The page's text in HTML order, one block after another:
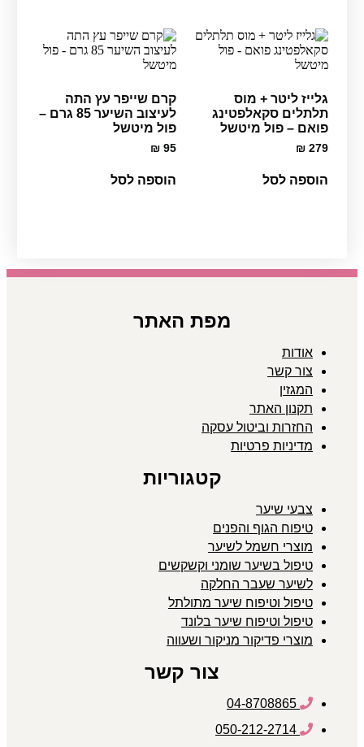
גלייז ליטר + מוס
תלתלים סקאלפטינג
פואם – פול מיטשל
₪ 279
הוספה לסל
קרם שייפר עץ התה
לעיצוב השיער 85 גרם –
פול מיטשל
₪95
הוספה לסל
מפת האתר
אודות
צור קשר
המגזין
תקנון האתר
החזרות וביטול עסקה
מדיניות פרטיות
קטגוריות
צבעי שיער
טיפוח הגוף והפנים
מוצרי חשמל לשיער
טיפול בשיער שומני וקשקשים
לשיער שעבר החלקה
טיפול וטיפוח שיער מתולתל
טיפול וטיפוח שיער בלונד
מוצרי פדיקור מניקור ושעווה
צור קשר
04-8708865
050-212-2714